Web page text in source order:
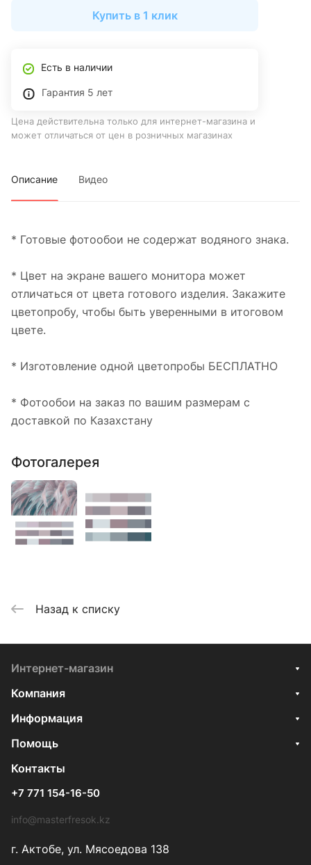
Купить в 1 клик
Есть в наличии
Гарантия 5 лет
Цена действительна только для интернет-магазина и
может отличаться от цен в розничных магазинах
Описание Видео
* Готовые фотообои не содержат водяного знака.
* Цвет на экране вашего монитора может
отличаться от цвета готового изделия. Закажите
цветопробу, чтобы быть уверенными в итоговом
цвете.
* Изготовление одной цветопробы БЕСПЛАТНО
* Фотообои на заказ по вашим размерам с
доставкой по Казахстану
Фотогалерея
Назад к списку
Интернет-магазин
Компания
Информация
Помощь
Контакты
+7 771 154-16-50
info@masterfresok.kz
г. Актобе, ул. Мясоедова 138